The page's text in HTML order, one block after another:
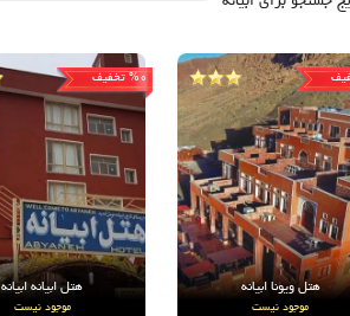
هتل ویونا ابیانه
موجود نیست
0
% تخفیف
هتل ابیانه ابیانه
موجود نیست